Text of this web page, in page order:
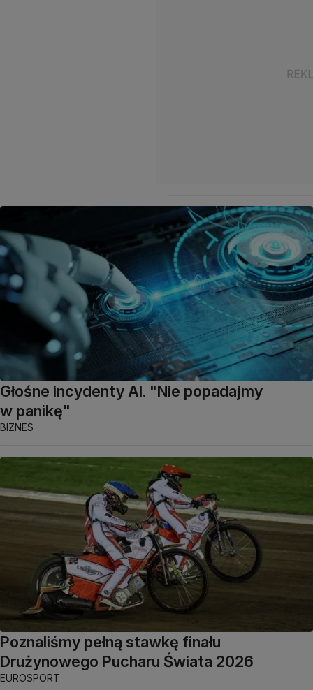
Głośne incydenty AI. "Nie popadajmy
w panikę"
BIZNES
Poznaliśmy pełną stawkę finału
Drużynowego Pucharu Świata 2026
EUROSPORT